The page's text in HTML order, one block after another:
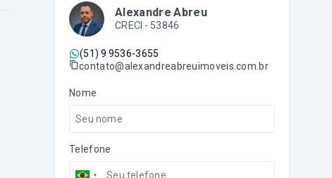
Alexandre Abreu
CRECI - 53846
(51) 9 9536-3655
contato@alexandreabreuimoveis.com.br
Nome
Telefone